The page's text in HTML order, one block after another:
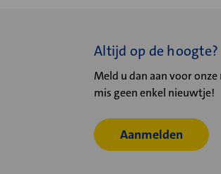
Altijd op de hoogte?
Meld u dan aan voor
mis geen enkel nieuwtje!
Aanmelden